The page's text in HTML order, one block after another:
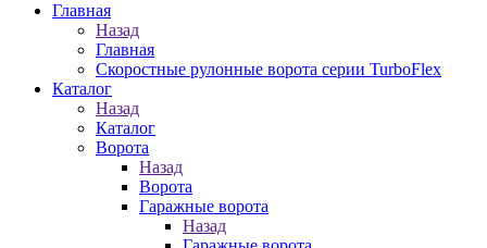
Главная
Назад
Главная
Скоростные рулонные ворота серии TurboFlex
Каталог
Назад
Каталог
Ворота
Назад
Ворота
Гаражные ворота
Назад